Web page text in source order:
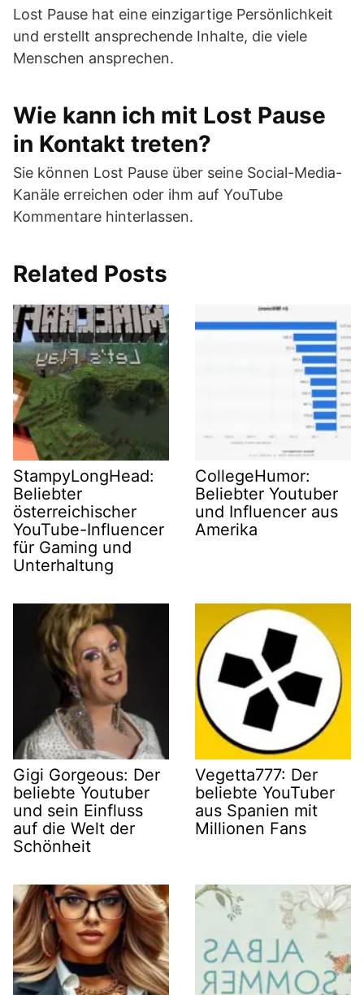
Lost Pause hat eine einzigartige Persönlichkeit
und erstellt ansprechende Inhalte, die viele
Menschen ansprechen.
Wie kann ich mit Lost Pause
in Kontakt treten?
Sie können Lost Pause über seine Social-Media-
Kanäle erreichen oder ihm auf YouTube
Kommentare hinterlassen.
Related Posts
StampyLongHead:
Beliebter
österreichischer
YouTube-Influencer
für Gaming und
Unterhaltung
CollegeHumor:
Beliebter Youtuber
und Influencer aus
Amerika
Gigi Gorgeous: Der
beliebte Youtuber
und sein Einfluss
auf die Welt der
Schönheit
Vegetta777: Der
beliebte YouTuber
aus Spanien mit
Millionen Fans